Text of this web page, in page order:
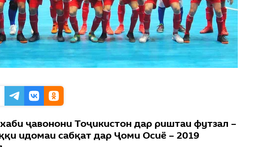
ҷавонони Тоҷикистон дар риштаи футзал –
идомаи сабқат дар Ҷоми Осиё – 2019